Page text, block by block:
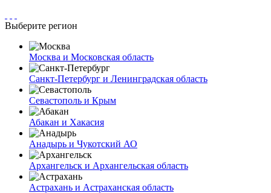
Выберите регион
Москва и Московская область
Санкт-Петербург и Ленинградская область
Севастополь и Крым
Абакан и Хакасия
Анадырь и Чукотский АО
Архангельск и Архангельская область
Астрахань и Астраханская область